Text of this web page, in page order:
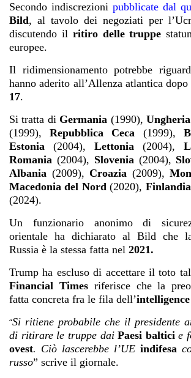
Secondo indiscrezioni pubblicate dal
Bild, al tavolo dei negoziati per
discutendo il ritiro delle truppe
europee.
Il ridimensionamento potrebbe
hanno aderito all’Allenza atlantica
17.
Si tratta di Germania (1990),Ungheria
(1999), Repubblica Ceca (1999),
Estonia (2004), Lettonia (2004),
Romania (2004), Slovenia (2004),
Albania (2009), Croazia (2009),
Macedonia del Nord(2020), Finlandia
(2024).
Un funzionario anonimo di
orientale ha dichiarato al Bild che
Russia è la stessa fatta nel 2021.
Trump ha escluso di accettare il toto
Financial Timesriferisce che la
fatta concreta fra le fila dell’intelligence
“Si ritiene probabile che il presidente
di ritirare le truppe daiPaesi balticie
ovest. Ciò lascerebbe l’UE indifesa
russo” scrive il giornale.